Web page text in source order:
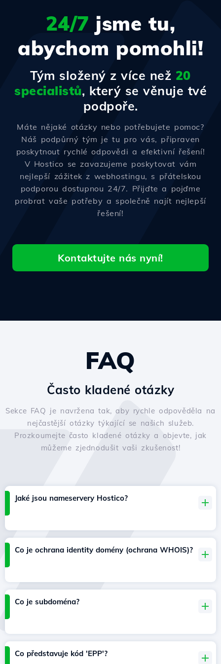
24/7 jsme tu,
abychom pomohli!
Tým složený z více než 20
specialistů, který se věnuje tvé
podpoře.
Máte nějaké otázky nebo potřebujete pomoc?
Náš podpůrný tým je tu pro vás, připraven
poskytnout rychlé odpovědi a efektivní řešení!
V Hostico se zavazujeme poskytovat vám
nejlepší zážitek z webhostingu, s přátelskou
podporou dostupnou 24/7. Přijďte a pojďme
probrat vaše potřeby a společně najít nejlepší
řešení!
Kontaktujte nás nyní!
FAQ
Často kladené otázky
Sekce FAQ je navržena tak, aby rychle odpověděla na
nejčastější otázky týkající se našich služeb.
Prozkoumejte často kladené otázky a objevte, jak
můžeme zjednodušit vaši zkušenost!
Jaké jsou nameservery Hostico?
Co je ochrana identity domény (ochrana WHOIS)?
Co je subdoména?
Co představuje kód 'EPP'?